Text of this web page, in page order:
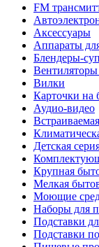
FM
Аксессуары
Аппараты
Блендеры-
Вилки
Карточки на
Аудио-видео
Детская
Крупная
Мелкая
Моющие
Наборы для
Подставки
Подставки